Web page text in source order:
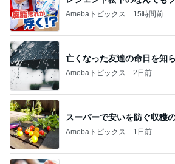
Amebaトピックス 15時間前
亡くなった友達の命日を知
Amebaトピックス 2日前
スーパーで安いを防ぐ収穫
Amebaトピックス 1日前